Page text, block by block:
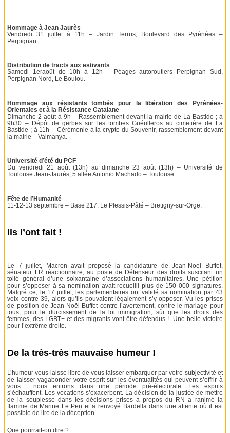
Hommage à Jean Jaurès
Vendredi 31 juillet à 11h – Jardin Terrus, Boulevard des Pyrénées –
Perpignan.
Distribution de tracts aux estivants
Samedi 1eraoût de 10h à 12h – Péages autoroutiers Perpignan Sud,
Perpignan Nord, Le Boulou.
Hommage aux résistants tombés pour la libération des Pyrénées-
Orientales et à la Résistance Catalane
Dimanche 2 août à 9h – Rassemblement devant la mairie de La Bastide ; à
9h30 – Dépôt de gerbes sur les tombes Guérilleros au cimetière de La
Bastide ; à 11h – Cérémonie à la crypte du Souvenir, rassemblement devant
la mairie – Valmanya.
Université d’été du PCF
Du vendredi 21 août (13h) au dimanche 23 août (13h) – Université de
Toulouse Jean-Jaurès, 5 allée Antonio Machado – Toulouse.
Fête de l’Humanité
11-12-13 septembre – Base 217, Le Plessis-Pâté – Bretigny-sur-Orge.
Ils l’ont fait !
Le 7 juillet, Macron avait proposé la candidature de Jean-Noël Buffet,
sénateur LR réactionnaire, au poste de Défenseur des droits suscitant un
tollé général d’une soixantaine d’associations humanitaires. Une pétition
pour s’opposer à sa nomination avait recueilli plus de 150 000 signatures.
Malgré ce, le 17 juillet, les parlementaires ont validé sa nomination par 43
voix contre 39, alors qu’ils pouvaient légalement s’y opposer. Vu les prises
de position de Jean-Noël Buffet contre l’avortement, contre le mariage pour
tous, pour le durcissement de la loi immigration, sûr que les droits des
femmes, des LGBT+ et des migrants vont être défendus ! Une belle victoire
pour l’extrême droite.
De la très-très mauvaise humeur !
L’humeur vous laisse libre de vous laisser embarquer par votre subjectivité et
de laisser vagabonder votre esprit sur les éventualités qui peuvent s’offrir à
vous : nous entrons dans une période pré-électorale. Les esprits
s’échauffent. Les vocations s’exacerbent. La décision de la justice de mettre
de la souplesse dans les décisions prises à propos du RN a ranimé la
flamme de Marine Le Pen et a renvoyé Bardella dans une attente où il est
possible de lire de la déception.
Que pourrait-on dire ?